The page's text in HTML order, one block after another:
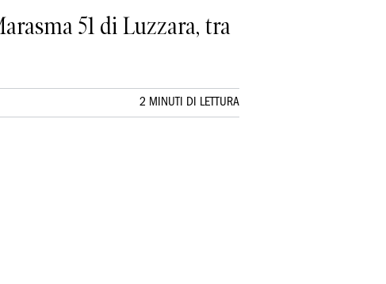
51 di Luzzara, tra
2 MINUTI DI LETTURA